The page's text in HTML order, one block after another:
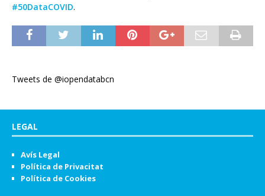
#50DataCOVID.
Tweets de @iopendatabcn
LEGAL
Avís Legal
Política de Privacitat
Política de Cookies